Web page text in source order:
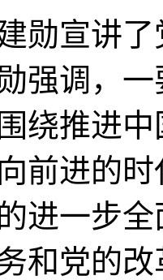
宣讲了
强调，
绕推进
前进的
进一步
和党的